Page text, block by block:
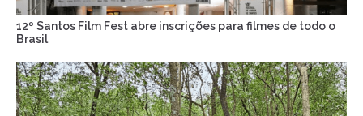
12º Santos Film Fest abre inscrições para filmes de todo o
Brasil